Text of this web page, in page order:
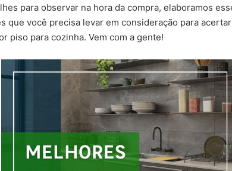
para observar na hora da compra, elaboramos
que você precisa levar em consideração para
piso para cozinha. Vem com a gente!